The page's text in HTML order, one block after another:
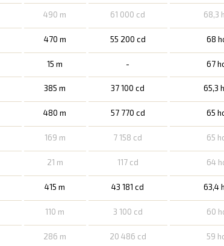
490 m 61 000 cd 68,3
470 m 55 200 cd 68
15 m - 67
385 m 37 100 cd 65,3
480 m 57 770 cd 65
169 m 7 158 cd 65
21 m 117 cd 64
415 m 43 181 cd 63,4
110 m 3 100 cd 60
286 m 20 486 cd 59